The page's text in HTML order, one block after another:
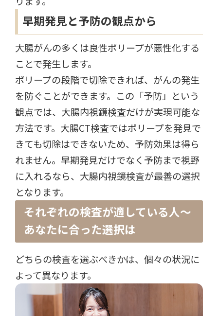
早期発見と予防の観点から
大腸がんの多くは良性ポリープが悪性化する
ことで発生します。
ポリープの段階で切除できれば、がんの発生
を防ぐことができます。この「予防」という
観点では、大腸内視鏡検査だけが実現可能な
方法です。大腸CT検査ではポリープを発見で
きても切除はできないため、予防効果は得ら
れません。早期発見だけでなく予防まで視野
に入れるなら、大腸内視鏡検査が最善の選択
となります。
それぞれの検査が適している人〜
あなたに合った選択は
どちらの検査を選ぶべきかは、個々の状況に
よって異なります。